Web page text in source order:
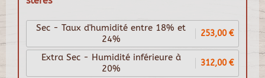
Sec - Taux d'humidité entre 18% et
24%
253,00 €
Extra Sec - Humidité inférieure à
20%
312,00 €